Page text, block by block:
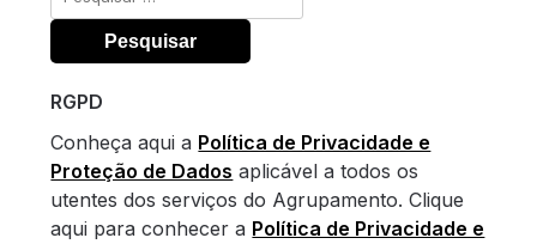
por:
RGPD
Conheça aqui a Política de Privacidade e
Proteção de Dados aplicável a todos os
utentes dos serviços do Agrupamento. Clique
aqui para conhecer a Política de Privacidade e